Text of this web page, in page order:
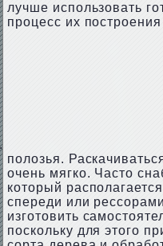
лучше использовать
процесс их
полозья.
очень мягко. Часто
который
спереди или
изготовить
поскольку для этого